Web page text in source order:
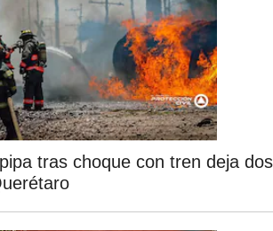
tras choque con tren deja dos